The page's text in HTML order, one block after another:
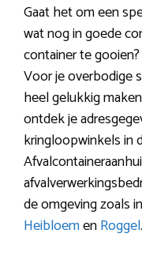
Gaat het om een
wat nog in goede
container te
Voor je overbodige
heel gelukkig
ontdek je
kringloopwinkels in
de omgeving zoals in
HeibloemenRoggel.